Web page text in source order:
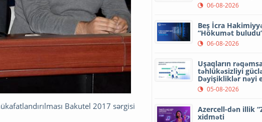
Bakutel 2017 sərgisi
06-08-2026
Beş İcra
“Hökumət
06-08-2026
Uşaqların
təhlükəsizliyi
Dəyişikliklər nəyi
05-08-2026
Azercell-dən illik
xidməti